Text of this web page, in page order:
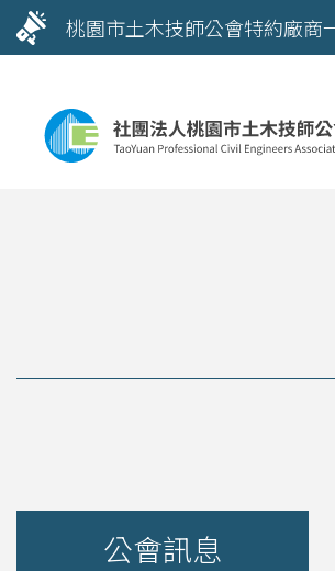
桃園市土木技師公會特約廠商
公會訊息